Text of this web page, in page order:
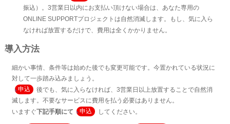
振込）。3営業日以内にお支払い頂けない場合は、あなた専用の
ONLINE SUPPORTプロジェクトは自然消滅します。もし、気に入ら
なければ放置するだけで、費用は全くかかりません。
導入方法
細かい事情、条件等は始めた後でも変更可能です。今置かれている状況に
対して一歩踏み込みましょう。
申込
後でも、気に入らなければ、3営業日以上放置することで自然消
滅します。不要なサービスに費用を払う必要はありません。
いますぐ下記手順にて 申込 してください。